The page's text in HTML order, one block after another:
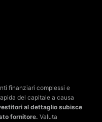
finanziari complessi e
del capitale a causa
al dettaglio subisce
fornitore. Valuta